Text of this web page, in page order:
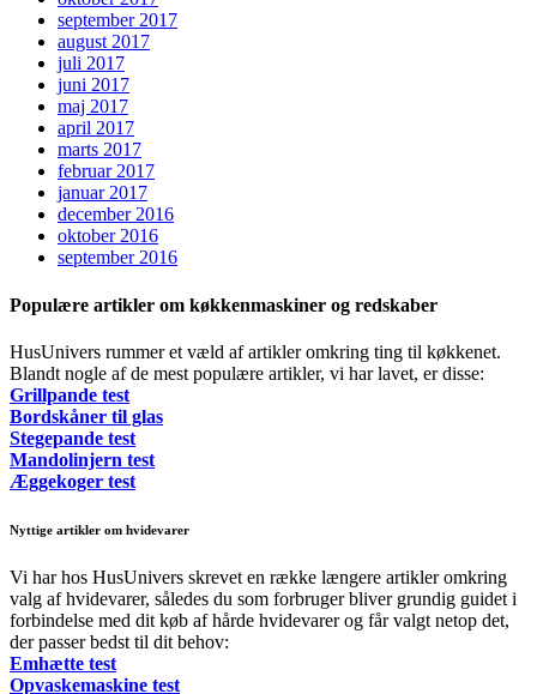
september 2017
august 2017
juli 2017
juni 2017
maj 2017
april 2017
marts 2017
februar 2017
januar 2017
december 2016
oktober 2016
september 2016
Populære artikler om køkkenmaskiner og redskaber
HusUnivers rummer et væld af artikler omkring ting til køkkenet.
Blandt nogle af de mest populære artikler, vi har lavet, er disse:
Grillpande test
Bordskåner til glas
Stegepande test
Mandolinjern test
Æggekoger test
Nyttige artikler om hvidevarer
Vi har hos HusUnivers skrevet en række længere artikler omkring
valg af hvidevarer, således du som forbruger bliver grundig guidet i
forbindelse med dit køb af hårde hvidevarer og får valgt netop det,
der passer bedst til dit behov:
Emhætte test
Opvaskemaskine test